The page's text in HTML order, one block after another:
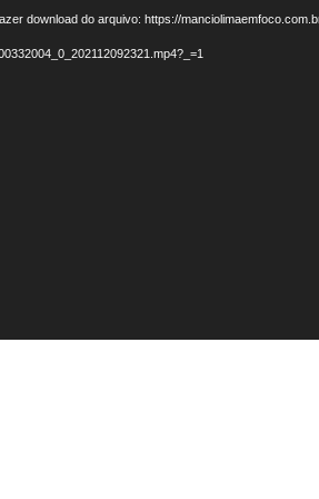
download do arquivo: https://